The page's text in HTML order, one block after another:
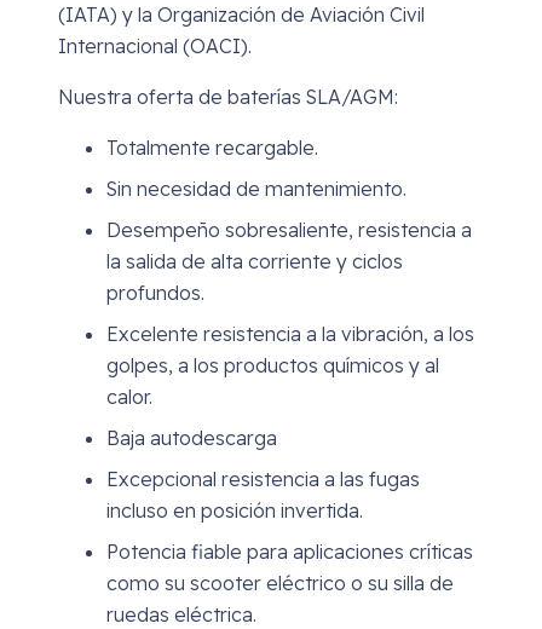
(IATA) y la Organización de Aviación Civil
Internacional (OACI).
Nuestra oferta de baterías SLA/AGM:
Totalmente recargable.
Sin necesidad de mantenimiento.
Desempeño sobresaliente, resistencia a
la salida de alta corriente y ciclos
profundos.
Excelente resistencia a la vibración, a los
golpes, a los productos químicos y al
calor.
Baja autodescarga
Excepcional resistencia a las fugas
incluso en posición invertida.
Potencia fiable para aplicaciones críticas
como su scooter eléctrico o su silla de
ruedas eléctrica.